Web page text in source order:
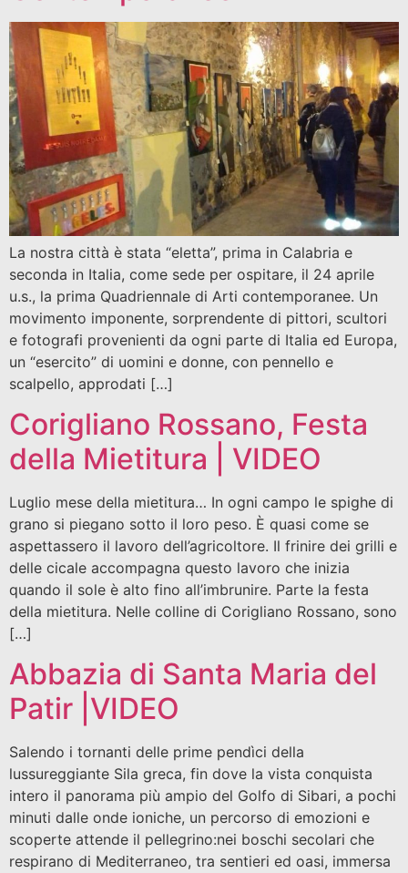
La nostra città è stata “eletta”, prima in Calabria e
seconda in Italia, come sede per ospitare, il 24 aprile
u.s., la prima Quadriennale di Arti contemporanee. Un
movimento imponente, sorprendente di pittori, scultori
e fotografi provenienti da ogni parte di Italia ed Europa,
un “esercito” di uomini e donne, con pennello e
scalpello, approdati […]
Corigliano Rossano, Festa
della Mietitura | VIDEO
Luglio mese della mietitura… In ogni campo le spighe di
grano si piegano sotto il loro peso. È quasi come se
aspettassero il lavoro dell’agricoltore. Il frinire dei grilli e
delle cicale accompagna questo lavoro che inizia
quando il sole è alto fino all’imbrunire. Parte la festa
della mietitura. Nelle colline di Corigliano Rossano, sono
[…]
Abbazia di Santa Maria del
Patir |VIDEO
Salendo i tornanti delle prime pendìci della
lussureggiante Sila greca, fin dove la vista conquista
intero il panorama più ampio del Golfo di Sibari, a pochi
minuti dalle onde ioniche, un percorso di emozioni e
scoperte attende il pellegrino:nei boschi secolari che
respirano di Mediterraneo, tra sentieri ed oasi, immersa